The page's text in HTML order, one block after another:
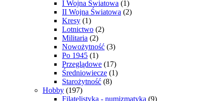
I Wojna Światowa (1)
II Wojna Światowa (2)
Kresy (1)
Lotnictwo (2)
Militaria (2)
Nowożytność (3)
Po 1945 (1)
Przeglądowe (17)
Średniowiecze (1)
Starożytność (8)
Hobby (197)
Filatelistyka - numizmatyka (9)